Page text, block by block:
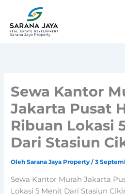
konten
Sarana Jaya Property
Sewa Kantor
Jakarta Pusat
Ribuan Lokasi
Dari Stasiun
OlehSarana Jaya Property/3
Sewa Kantor Murah Jakarta
Lokasi 5 Menit Dari Stasiun